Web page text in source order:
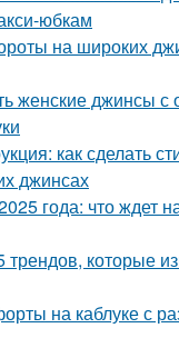
юбкам
на широких
женские джинсы с
как сделать
джинсах
года: что ждет
трендов, которые
на каблуке с